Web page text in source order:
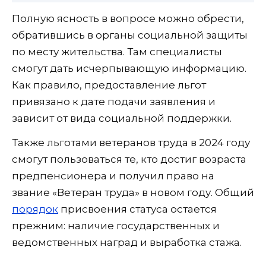
Полную ясность в вопросе можно обрести,
обратившись в органы социальной защиты
по месту жительства. Там специалисты
смогут дать исчерпывающую информацию.
Как правило, предоставление льгот
привязано к дате подачи заявления и
зависит от вида социальной поддержки.
Также льготами ветеранов труда в 2024 году
смогут пользоваться те, кто достиг возраста
предпенсионера и получил право на
звание «Ветеран труда» в новом году. Общий
порядок присвоения статуса остается
прежним: наличие государственных и
ведомственных наград и выработка стажа.